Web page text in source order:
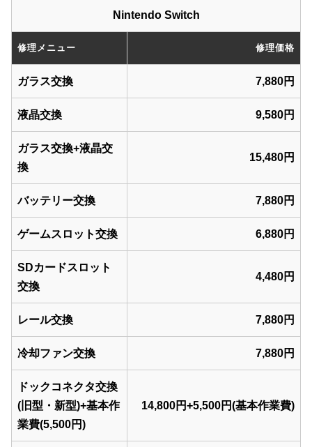
Nintendo Switch
修理メニュー 修理価格
ガラス交換 7,880円
液晶交換 9,580円
ガラス交換+液晶交
換
15,480円
バッテリー交換 7,880円
ゲームスロット交換 6,880円
SDカードスロット
交換
4,480円
レール交換 7,880円
冷却ファン交換 7,880円
ドックコネクタ交換
(旧型・新型)+基本作
業費(5,500円)
14,800円+5,500円(基本作業費)